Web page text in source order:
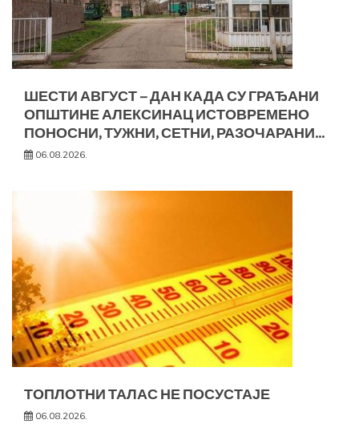
ШЕСТИ АВГУСТ – ДАН КАДА СУ ГРАЂАНИ
ОПШТИНЕ АЛЕКСИНАЦ ИСТОВРЕМЕНО
ПОНОСНИ, ТУЖНИ, СЕТНИ, РАЗОЧАРАНИ…
06.08.2026.
ТОПЛОТНИ ТАЛАС НЕ ПОСУСТАЈЕ
06.08.2026.